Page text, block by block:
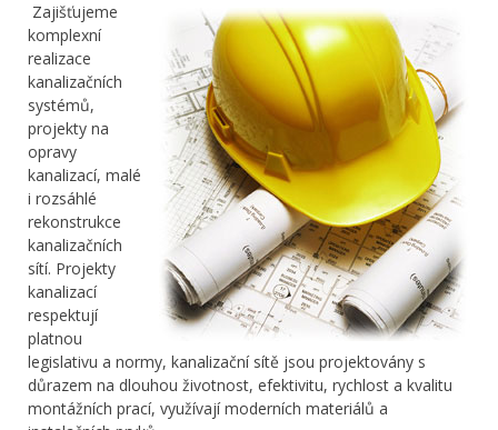
Zajišťujeme
komplexní
realizace
kanalizačních
systémů,
projekty na
opravy
kanalizací, malé
i rozsáhlé
rekonstrukce
kanalizačních
sítí. Projekty
kanalizací
respektují
platnou
legislativu a normy, kanalizační sítě jsou projektovány s
důrazem na dlouhou životnost, efektivitu, rychlost a kvalitu
montážních prací, využívají moderních materiálů a